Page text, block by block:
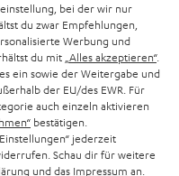
bei der wir nur
du zwar Empfehlungen,
Werbung und
du mit „Alles akzeptieren“.
ein sowie der Weitergabe und
der EU/des EWR. Für
auch einzeln aktivieren
bestätigen.
jederzeit
Schau dir für weitere
und das Impressum an.